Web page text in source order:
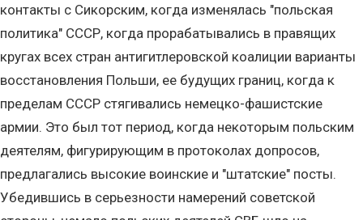
контакты с Сикорским, когда изменялась "польская
политика" СССР, когда прорабатывались в правящих
кругах всех стран антигитлеровской коалиции варианты
восстановления Польши, ее будущих границ, когда к
пределам СССР стягивались немецко-фашистские
армии. Это был тот период, когда некоторым польским
деятелям, фигурирующим в протоколах допросов,
предлагались высокие воинские и "штатские" посты.
Убедившись в серьезности намерений советской